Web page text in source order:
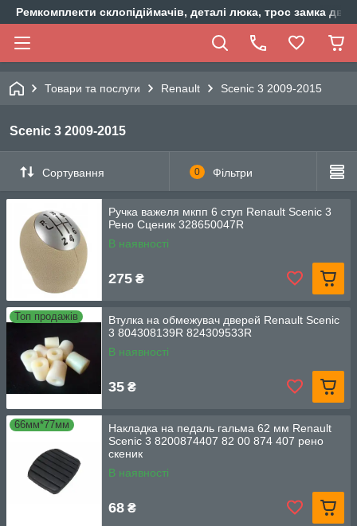
Ремкомплекти склопідіймачів, деталі люка, трос замка
Товари та послуги Renault Scenic 3 2009-2015
Scenic 3 2009-2015
Сортування 0 Фільтри
Ручка важеля мкпп 6 ступ Renault Scenic 3
Рено Сценик 328650047R
В наявності
275 ₴
Топ продажів
Втулка на обмежувач дверей Renault Scenic
3 804308139R 824309533R
В наявності
35 ₴
66мм*77мм
Накладка на педаль гальма 62 мм Renault
Scenic 3 8200874407 82 00 874 407 рено
скеник
В наявності
68 ₴